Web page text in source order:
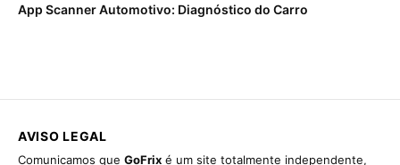
App Scanner Automotivo: Diagnóstico do Carro
AVISO LEGAL
Comunicamos que GoFrix é um site totalmente independente,